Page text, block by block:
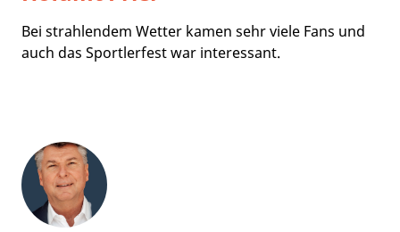
Bei strahlendem Wetter kamen sehr viele Fans und
auch das Sportlerfest war interessant.